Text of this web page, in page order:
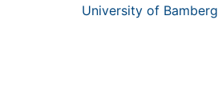
University of Bamberg